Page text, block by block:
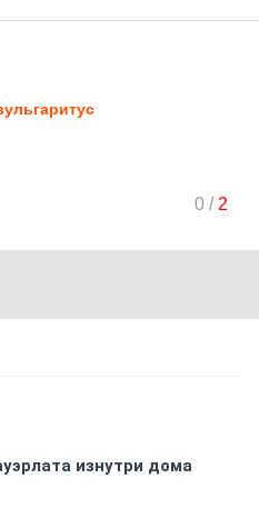
0/ 2
изнутри дома